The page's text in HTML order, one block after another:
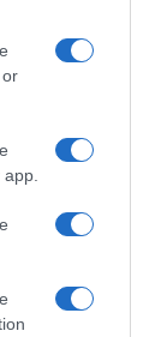
ο